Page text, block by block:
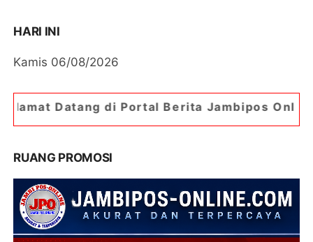
HARI INI
Kamis 06/08/2026
di Portal Berita Jambipos Online. Portal
RUANG PROMOSI